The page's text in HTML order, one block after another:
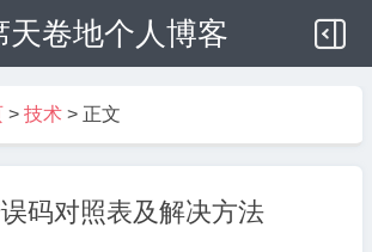
天卷地个人博客
> 技术 > 正文
码对照表及解决方法